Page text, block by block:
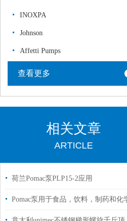
INOXPA
Johnson
Affetti Pumps
查看更多
相关文章
ARTICLE
荷兰Pomac泵PLP15-2应用